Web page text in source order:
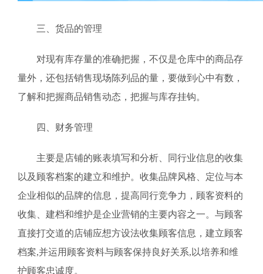
三、货品的管理
对现有库存量的准确把握，不仅是仓库中的商品存
量外，还包括销售现场陈列品的量，要做到心中有数，
了解和把握商品销售动态，把握与库存挂钩。
四、财务管理
主要是店铺的账表填写和分析、同行业信息的收集
以及顾客档案的建立和维护。收集品牌风格、定位与本
企业相似的品牌的信息，提高同行竞争力，顾客资料的
收集、建档和维护是企业营销的主要内容之一。与顾客
直接打交道的店铺应想方设法收集顾客信息，建立顾客
档案,并运用顾客资料与顾客保持良好关系,以培养和维
护顾客忠诚度。